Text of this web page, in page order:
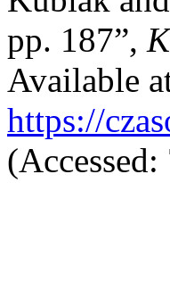
pp. 187”,
Available
https://